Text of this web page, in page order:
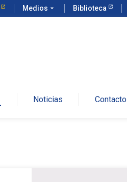
Medios arrow_drop_down Biblioteca
Noticias Contacto